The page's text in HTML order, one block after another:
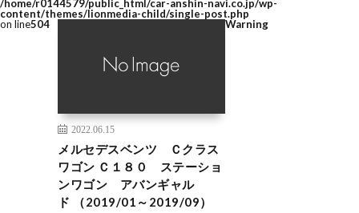
/home/r0144579/public_html/car-anshin-navi.co.jp/wp-
content/themes/lionmedia-child/single-post.php
on line504
2022.06.15
メルセデスベンツ Ｃクラス
ワゴン Ｃ１８０ ステーショ
ンワゴン アバンギャル
ド （2019/01～2019/09）
Warning